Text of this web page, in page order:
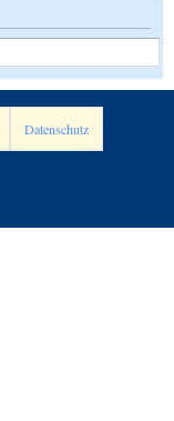
Datenschutz